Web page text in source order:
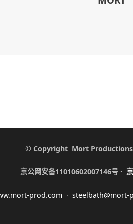
© Copyright Mort
京公网安备11010602007146号 · 京
prod.com · steelbath@mort-